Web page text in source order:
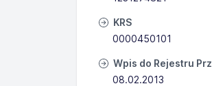
KRS
0000450101
Wpis do Rejestru
08.02.2013